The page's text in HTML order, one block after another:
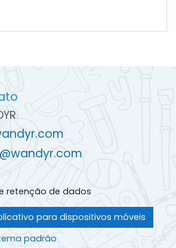
retenção de dados
para dispositivos móveis
padrão